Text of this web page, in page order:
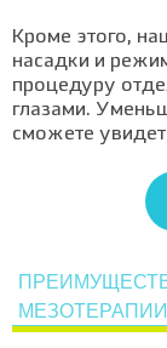
Кроме этого,
насадки и
процедуру
глазами.
сможете
МЕЗОТЕРАПИИ